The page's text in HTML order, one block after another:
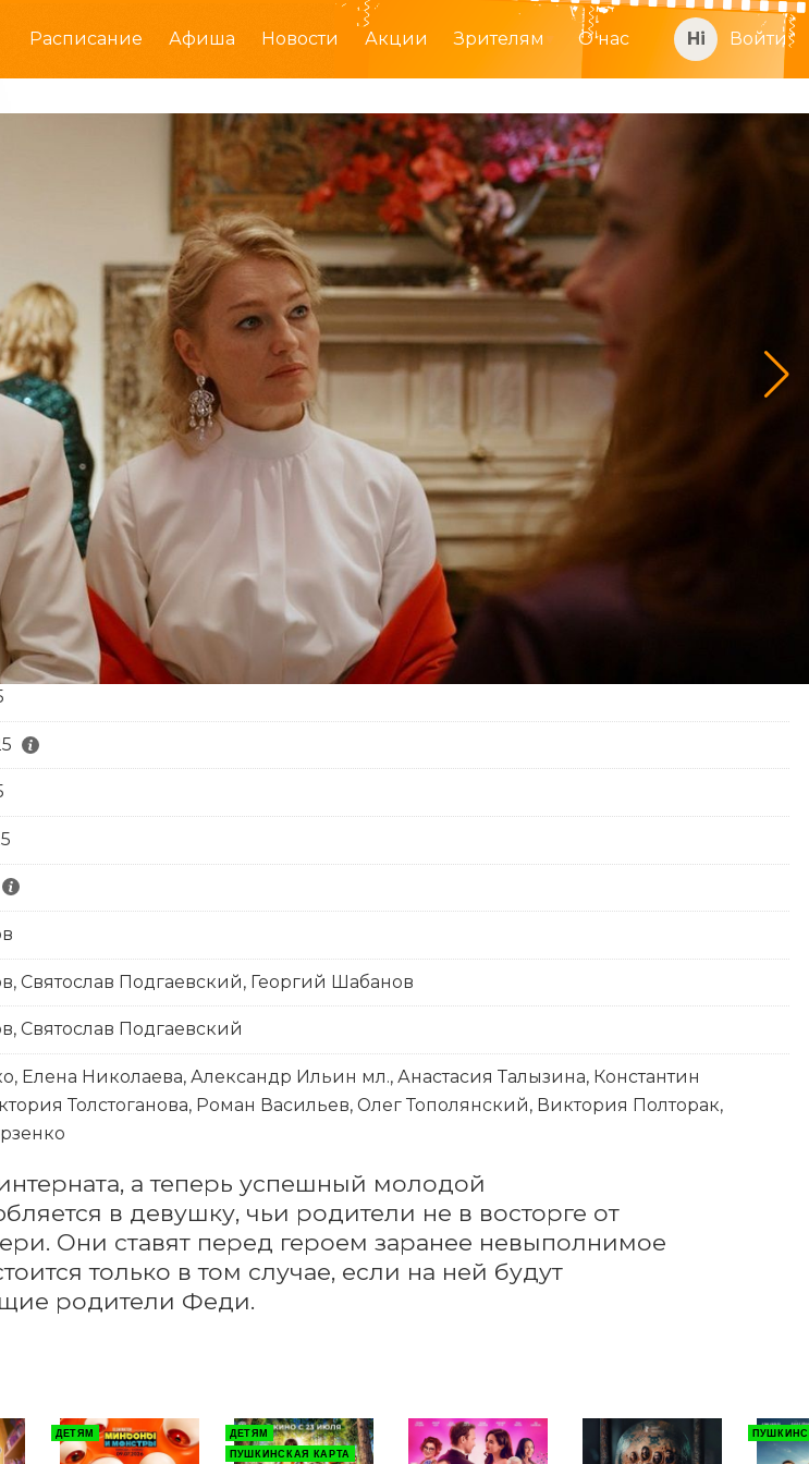
Расписание Афиша Новости Акции Зрителям О нас Войти
Святослав Подгаевский, Георгий Шабанов
Святослав Подгаевский
Елена Николаева, Александр Ильин мл., Анастасия Талызина, Константин
Толстоганова, Роман Васильев, Олег Тополянский, Виктория Полторак,
а теперь успешный молодой
в девушку, чьи родители не в восторге от
Они ставят перед героем заранее невыполнимое
только в том случае, если на ней будут
родители Феди.
ДЕТЯМ
ДЕТЯМ
ПУШКИНСКАЯ КАРТА